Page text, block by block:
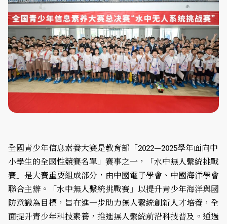
全國青少年信息素養大賽是教育部「2022—2025學年面向中
小學生的全國性競賽名單」賽事之一，「水中無人繫統挑戰
賽」是大賽重要組成部分，由中國電子學會、中國海洋學會
聯合主辦。「水中無人繫統挑戰賽」以提升青少年海洋與國
防意識為目標，旨在進一步助力無人繫統創新人才培養，全
面提升青少年科技素養，推進無人繫統前沿科技普及。通過